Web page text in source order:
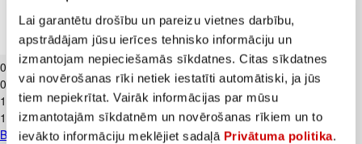
Lai garantētu drošību un pareizu vietnes darbību,
apstrādājam jūsu ierīces tehnisko informāciju un
izmantojam nepieciešamās sīkdatnes. Citas sīkdatnes
vai novērošanas rīki netiek iestatīti automātiski, ja jūs
tiem nepiekrītat. Vairāk informācijas par mūsu
izmantotajām sīkdatnēm un novērošanas rīkiem un to
ievākto informāciju meklējiet sadaļā Privātuma politika.
Banāni CAVENDISH kg
0
89€
0,89€/kg
1
19€
1,19€/kg
Banāni CAVENDISH kg